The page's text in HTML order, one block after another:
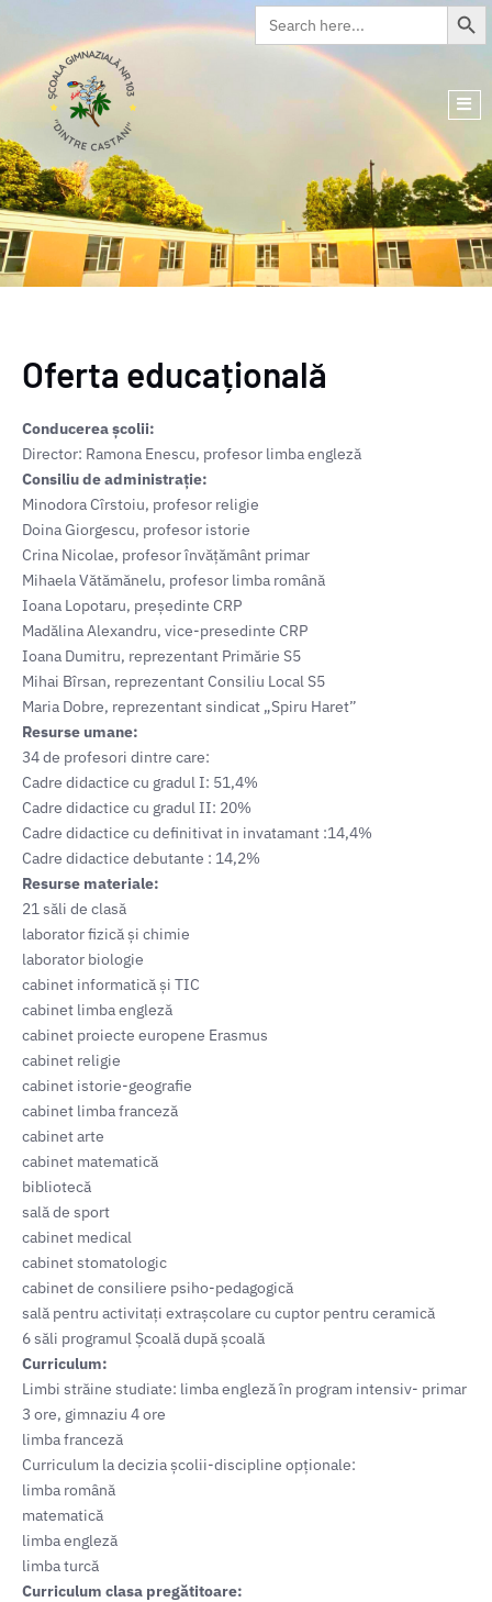
Search
for:
Search Button
Oferta educațională
Conducerea școlii:
Director: Ramona Enescu, profesor limba engleză
Consiliu de administrație:
Minodora Cîrstoiu, profesor religie
Doina Giorgescu, profesor istorie
Crina Nicolae, profesor învățământ primar
Mihaela Vătămănelu, profesor limba română
Ioana Lopotaru, președinte CRP
Madălina Alexandru, vice-presedinte CRP
Ioana Dumitru, reprezentant Primărie S5
Mihai Bîrsan, reprezentant Consiliu Local S5
Maria Dobre, reprezentant sindicat „Spiru Haret”
Resurse umane:
34 de profesori dintre care:
Cadre didactice cu gradul I: 51,4%
Cadre didactice cu gradul II: 20%
Cadre didactice cu definitivat in invatamant :14,4%
Cadre didactice debutante : 14,2%
Resurse materiale:
21 săli de clasă
laborator fizică și chimie
laborator biologie
cabinet informatică și TIC
cabinet limba engleză
cabinet proiecte europene Erasmus
cabinet religie
cabinet istorie-geografie
cabinet limba franceză
cabinet arte
cabinet matematică
bibliotecă
sală de sport
cabinet medical
cabinet stomatologic
cabinet de consiliere psiho-pedagogică
sală pentru activitați extrașcolare cu cuptor pentru ceramică
6 săli programul Școală după școală
Curriculum:
Limbi străine studiate: limba engleză în program intensiv- primar
3 ore, gimnaziu 4 ore
limba franceză
Curriculum la decizia școlii-discipline opționale:
limba română
matematică
limba engleză
limba turcă
Curriculum clasa pregătitoare: